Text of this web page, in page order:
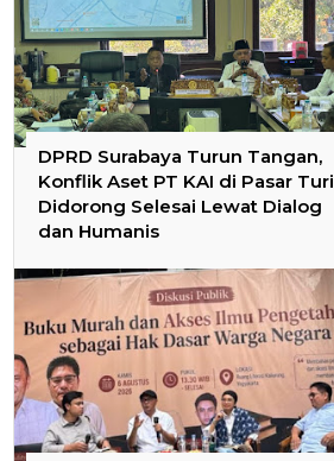
DPRD Surabaya Turun Tangan,
Konflik Aset PT KAI di Pasar Turi
Didorong Selesai Lewat Dialog
dan Humanis